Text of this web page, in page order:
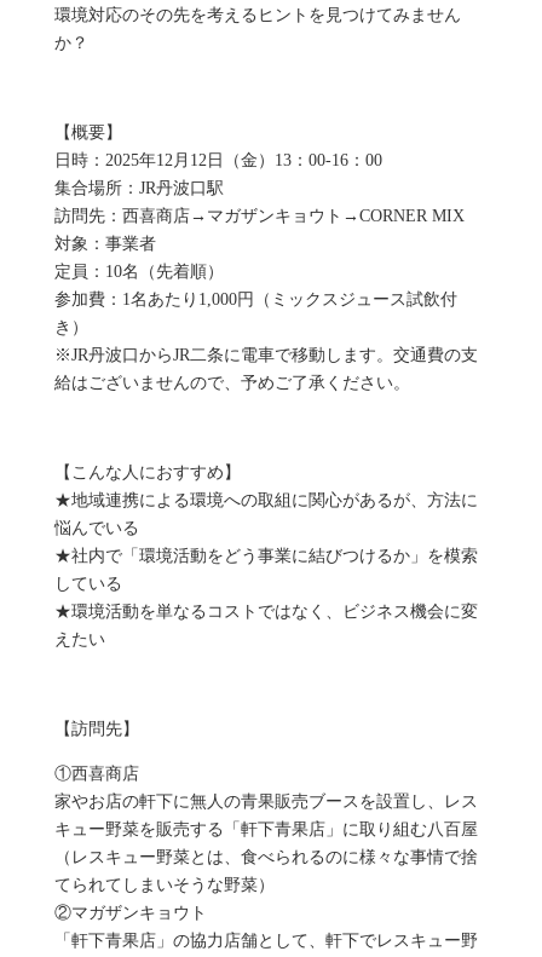
環境対応のその先を考えるヒントを見つけてみません
か？
【概要】
日時：2025年12月12日（金）13：00-16：00
集合場所：JR丹波口駅
訪問先：西喜商店→マガザンキョウト→CORNER MIX
対象：事業者
定員：10名（先着順）
参加費：1名あたり1,000円（ミックスジュース試飲付
き）
※JR丹波口からJR二条に電車で移動します。交通費の支
給はございませんので、予めご了承ください。
【こんな人におすすめ】
★地域連携による環境への取組に関心があるが、方法に
悩んでいる
★社内で「環境活動をどう事業に結びつけるか」を模索
している
★環境活動を単なるコストではなく、ビジネス機会に変
えたい
【訪問先】
①西喜商店
家やお店の軒下に無人の青果販売ブースを設置し、レス
キュー野菜を販売する「軒下青果店」に取り組む八百屋
（レスキュー野菜とは、食べられるのに様々な事情で捨
てられてしまいそうな野菜）
②マガザンキョウト
「軒下青果店」の協力店舗として、軒下でレスキュー野